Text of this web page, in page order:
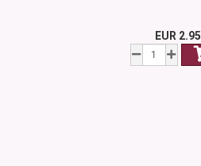
EUR 2.95